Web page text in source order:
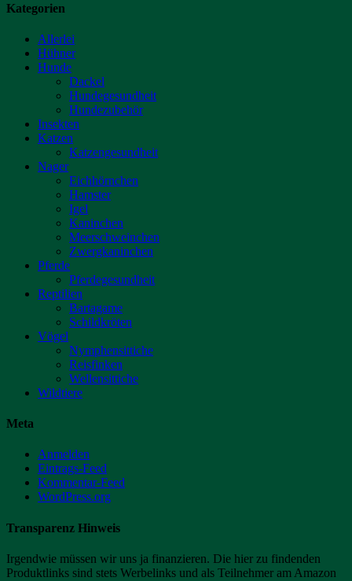
Kategorien
Allerlei
Hühner
Hunde
Dackel
Hundegesundheit
Hundezubehör
Insekten
Katzen
Katzengesundheit
Nager
Eichhörnchen
Hamster
Igel
Kaninchen
Meerschweinchen
Zwergkaninchen
Pferde
Pferdegesundheit
Reptilien
Bartagame
Schildkröten
Vögel
Nymphensittiche
Reisfinken
Wellensittiche
Wildtiere
Meta
Anmelden
Eintrags-Feed
Kommentar-Feed
WordPress.org
Transparenz Hinweis
Irgendwie müssen wir uns ja finanzieren. Die hier zu findenden
Produktlinks sind stets Werbelinks und als Teilnehmer am Amazon